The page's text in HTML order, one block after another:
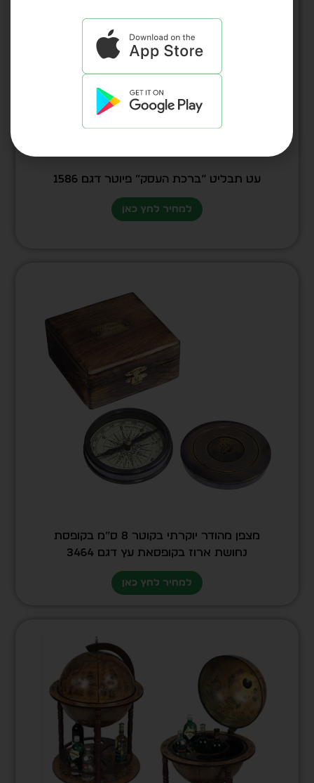
עט תבליט “ברכת העסק” פיוטר דגם 1586
למחיר לחץ כאן
מצפן מהודר יוקרתי בקוטר 8 ס”מ בקופסת
נחושת ארוז בקופסאת עץ דגם 3464
למחיר לחץ כאן